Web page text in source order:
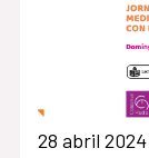
28 abril 2024